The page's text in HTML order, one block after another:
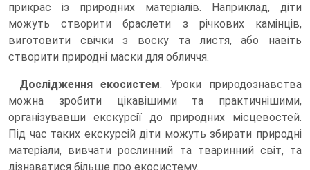
прикрас із природних матеріалів. Наприклад, діти
можуть створити браслети з річкових камінців,
виготовити свічки з воску та листя, або навіть
створити природні маски для обличчя.
Дослідження екосистем. Уроки природознавства
можна зробити цікавішими та практичнішими,
організувавши екскурсії до природних місцевостей.
Під час таких екскурсій діти можуть збирати природні
матеріали, вивчати рослинний та тваринний світ, та
дізнаватися більше про екосистему.